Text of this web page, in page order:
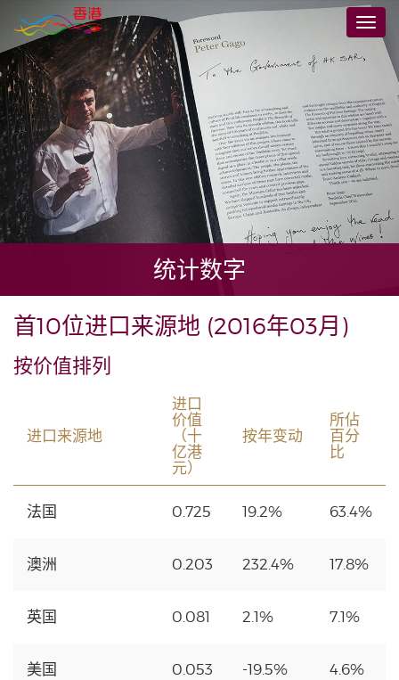
到
主
要
内
容
切
统计数字
首10位进口来源地 (2016年03月)
按价值排列
进口来源地
进口
价值
（十
亿港
元）
按年变动
所佔
百分
比
法国 0.725 19.2% 63.4%
澳洲 0.203 232.4% 17.8%
英国 0.081 2.1% 7.1%
美国 0.053 -19.5% 4.6%